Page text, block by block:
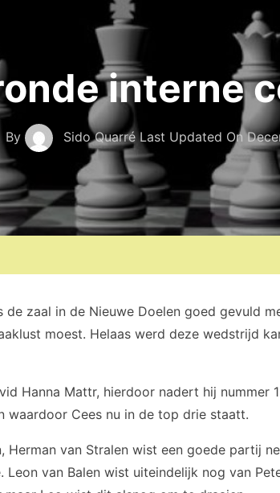
interne
By Sido QuarréLast Updated On
zaal in de Nieuwe Doelen goed gevuld
moest. Helaas werd deze wedstrijd
Hanna Mattr, hierdoor nadert hij nummer
waardoor Cees nu in de top drie staatt.
Herman van Stralen wist een goede partij
van Balen wist uiteindelijk nog van